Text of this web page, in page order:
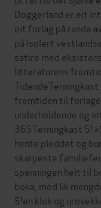
Doggerland er eit
eit forlag på randa
på isolert
satire med
litteraturens
fremtiden til
underholdende og
365Terningkast 5!
hente pleddet og
skarpeste
spenningen helt til
boka, med lik
5!en klok og